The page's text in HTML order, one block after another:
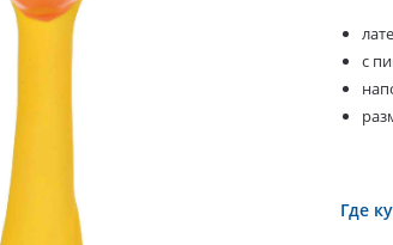
с
Где